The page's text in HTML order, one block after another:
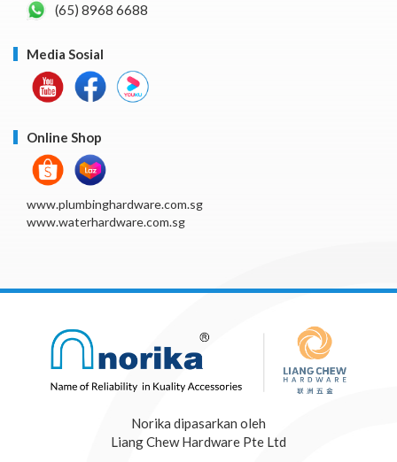
(65) 8968 6688
Media Sosial
Online Shop
www.plumbinghardware.com.sg
www.waterhardware.com.sg
Norika dipasarkan oleh
Liang Chew Hardware Pte Ltd